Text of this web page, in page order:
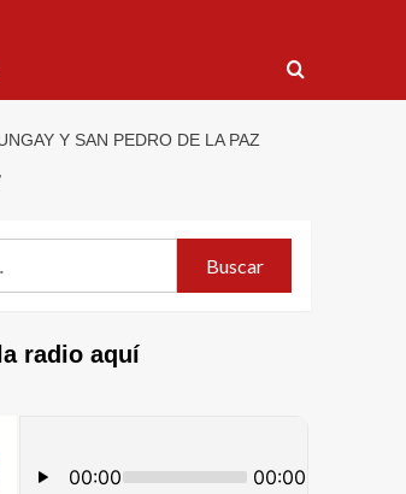
Y SAN PEDRO DE LA PAZ
radio aquí